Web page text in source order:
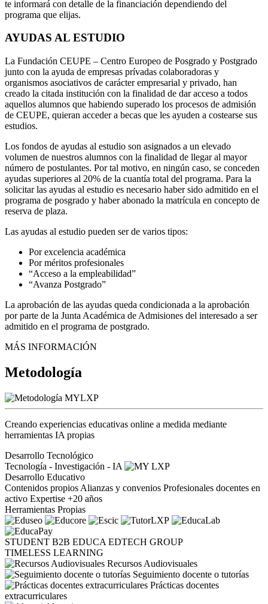
te informará con detalle de la financiación dependiendo del
programa que elijas.
AYUDAS AL ESTUDIO
La Fundación CEUPE – Centro Europeo de Posgrado y Postgrado
junto con la ayuda de empresas prívadas colaboradoras y
organismos asociativos de carácter empresarial y privado, han
creado la citada institución con la finalidad de dar acceso a todos
aquellos alumnos que habiendo superado los procesos de admisión
de CEUPE, quieran acceder a becas que les ayuden a costearse sus
estudios.
Los fondos de ayudas al estudio son asignados a un elevado
volumen de nuestros alumnos con la finalidad de llegar al mayor
número de postulantes. Por tal motivo, en ningún caso, se conceden
ayudas superiores al 20% de la cuantía total del programa. Para la
solicitar las ayudas al estudio es necesario haber sido admitido en el
programa de posgrado y haber abonado la matrícula en concepto de
reserva de plaza.
Las ayudas al estudio pueden ser de varios tipos:
Por excelencia académica
Por méritos profesionales
“Acceso a la empleabilidad”
“Avanza Postgrado”
La aprobación de las ayudas queda condicionada a la aprobación
por parte de la Junta Académica de Admisiones del interesado a ser
admitido en el programa de postgrado.
MÁS INFORMACIÓN
Metodología
Creando experiencias educativas online a medida mediante
herramientas IA propias
Desarrollo Tecnológico
Tecnología - Investigación - IA
Desarrollo Educativo
Contenidos propios Alianzas y convenios Profesionales docentes en
activo Expertise +20 años
Herramientas Propias
STUDENT B2B EDUCA EDTECH GROUP
TIMELESS LEARNING
Recursos Audiovisuales
Seguimiento docente o tutorías
Prácticas docentes
extracurriculares